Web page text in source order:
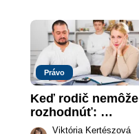
Právo
Keď rodič nemôže
rozhodnúť:
nahradenie prejavu
Viktória Kertészová